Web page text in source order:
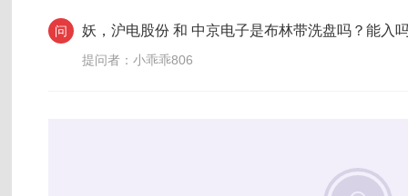
问 妖，沪电股份 和 中京电子是布林带洗盘吗？能入
提问者：小乖乖806